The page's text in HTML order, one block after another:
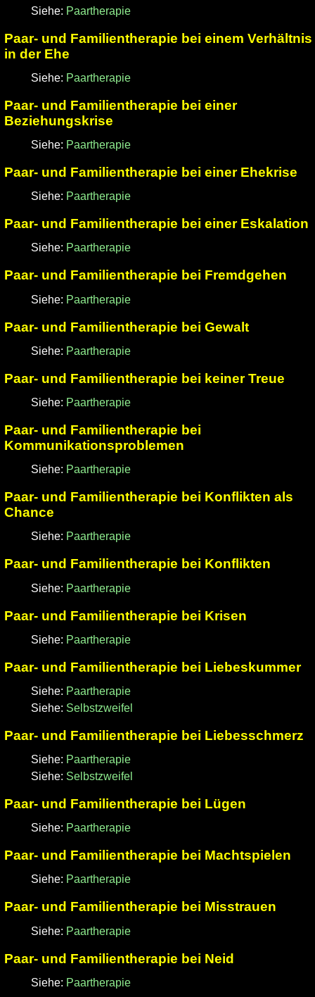
Siehe: Paartherapie
Paar- und Familientherapie bei einem Verhältnis
in der Ehe
Siehe: Paartherapie
Paar- und Familientherapie bei einer
Beziehungskrise
Siehe: Paartherapie
Paar- und Familientherapie bei einer Ehekrise
Siehe: Paartherapie
Paar- und Familientherapie bei einer Eskalation
Siehe: Paartherapie
Paar- und Familientherapie bei Fremdgehen
Siehe: Paartherapie
Paar- und Familientherapie bei Gewalt
Siehe: Paartherapie
Paar- und Familientherapie bei keiner Treue
Siehe: Paartherapie
Paar- und Familientherapie bei
Kommunikationsproblemen
Siehe: Paartherapie
Paar- und Familientherapie bei Konflikten als
Chance
Siehe: Paartherapie
Paar- und Familientherapie bei Konflikten
Siehe: Paartherapie
Paar- und Familientherapie bei Krisen
Siehe: Paartherapie
Paar- und Familientherapie bei Liebeskummer
Siehe: Paartherapie
Siehe: Selbstzweifel
Paar- und Familientherapie bei Liebesschmerz
Siehe: Paartherapie
Siehe: Selbstzweifel
Paar- und Familientherapie bei Lügen
Siehe: Paartherapie
Paar- und Familientherapie bei Machtspielen
Siehe: Paartherapie
Paar- und Familientherapie bei Misstrauen
Siehe: Paartherapie
Paar- und Familientherapie bei Neid
Siehe: Paartherapie